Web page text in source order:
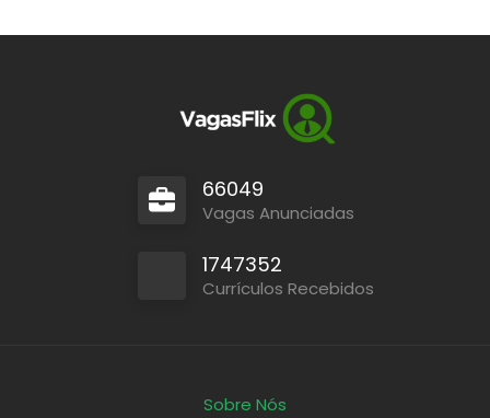
66049
Vagas Anunciadas
1747352
Currículos Recebidos
Sobre Nós